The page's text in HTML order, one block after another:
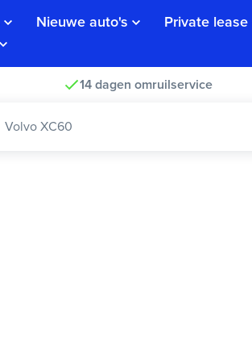
Nieuwe auto's Private lease
14 dagen omruilservice
Volvo XC60